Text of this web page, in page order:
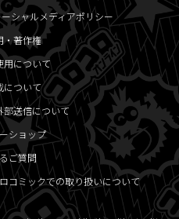
シャルメディアポリシー
・著作権
用について
について
部送信について
ショップ
ご質問
コミックでの取り扱いについて